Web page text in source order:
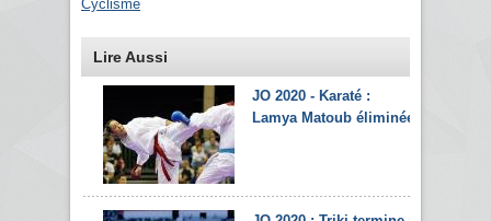
Cyclisme
Lire Aussi
JO 2020 - Karaté :
Lamya Matoub éliminée